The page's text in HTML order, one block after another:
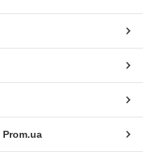
Prom.ua